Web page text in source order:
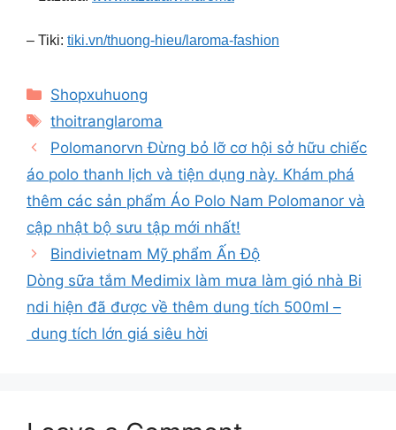
– Tiki: tiki.vn/thuong-hieu/laroma-fashion
Categories
Shopxuhuong
Tags
thoitranglaroma
Polomanorvn Đừng bỏ lỡ cơ hội sở hữu chiếc
áo polo thanh lịch và tiện dụng này. Khám phá
thêm các sản phẩm Áo Polo Nam Polomanor và
cập nhật bộ sưu tập mới nhất!
Bindivietnam Mỹ phẩm Ấn Độ
Dòng sữa tắm Medimix làm mưa làm gió nhà Bi
ndi hiện đã được về thêm dung tích 500ml –
dung tích lớn giá siêu hời